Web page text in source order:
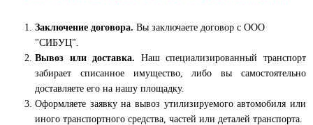
Заключение договора. Вы заключаете договор с ООО
"СИБУЦ".
Вывоз или доставка. Наш специализированный транспорт
забирает списанное имущество, либо вы самостоятельно
доставляете его на нашу площадку.
Оформляете заявку на вывоз утилизируемого автомобиля или
иного транспортного средства, частей или деталей транспорта.